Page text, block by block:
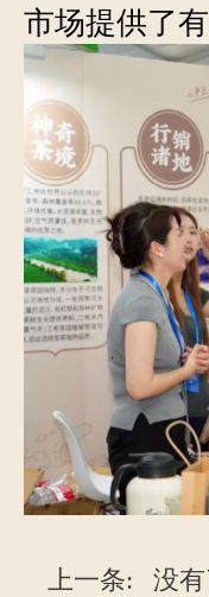
市场提供了有
上一条: 没有